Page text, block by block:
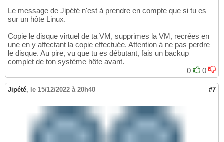
Le message de Jipété n'est à prendre en compte que si tu es
sur un hôte Linux.
Copie le disque virtuel de ta VM, supprimes la VM, recrées en
une en y affectant la copie effectuée. Attention à ne pas perdre
le disque. Au pire, vu que tu es débutant, fais un backup
complet de ton système hôte avant.
0
0
Jipété, le 15/12/2022 à 20h40 #7